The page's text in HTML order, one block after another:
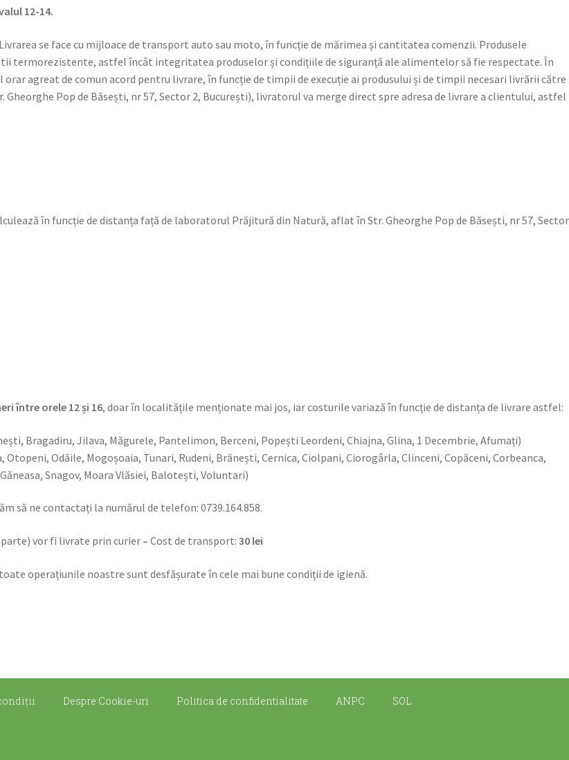
12-14.
se face cu mijloace de transport auto sau moto, în funcție de mărimea și cantitatea comenzii. Produsele
termorezistente, astfel încât integritatea produselor și condițiile de siguranță ale alimentelor să fie respectate. În
agreat de comun acord pentru livrare, în funcție de timpii de execuție ai produsului și de timpii necesari livrării către
Pop de Băsești, nr 57, Sector 2, București), livratorul va merge direct spre adresa de livrare a clientului, astfel
în funcție de distanța față de laboratorul Prăjitură din Natură, aflat în Str. Gheorghe Pop de Băsești, nr 57, Sector
între orele 12 și 16, doar în localitățile menționate mai jos, iar costurile variază în funcție de distanța de livrare astfel:
Bragadiru, Jilava, Măgurele, Pantelimon, Berceni, Popești Leordeni, Chiajna, Glina, 1 Decembrie, Afumați)
Odăile, Mogoșoaia, Tunari, Rudeni, Brănești, Cernica, Ciolpani, Ciorogârla, Clinceni, Copăceni, Corbeanca,
Snagov, Moara Vlăsiei, Balotești, Voluntari)
să ne contactați la numărul de telefon: 0739.164.858.
vor fi livrate prin curier – Cost de transport: 30 lei
operațiunile noastre sunt desfășurate în cele mai bune condiții de igienă.
Despre Cookie-uri Politica de confidentialitate ANPC SOL